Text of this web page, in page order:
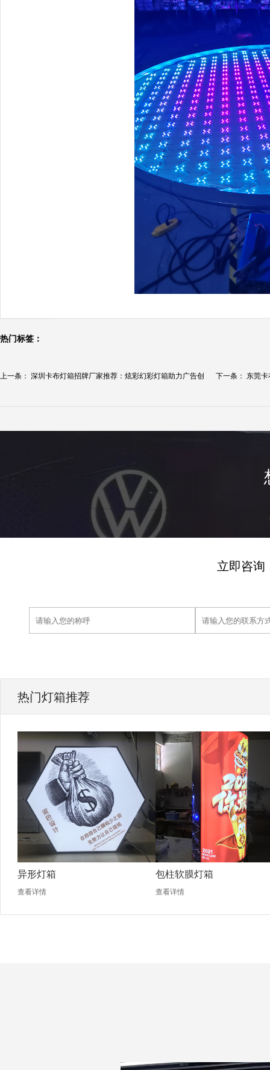
热门标签：
上一条： 深圳卡布灯箱招牌厂家推荐：炫彩幻彩灯箱助力广告创
下一条： 东莞卡
立即咨询
热门灯箱推荐
异形灯箱
查看详情
包柱软膜灯箱
查看详情